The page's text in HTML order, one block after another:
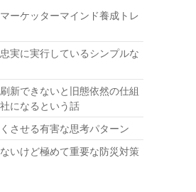
ーケッターマインド養成トレ
実に実行しているシンプルな
新できないと旧態依然の仕組
になるという話
させる有害な思考パターン
いけど極めて重要な防災対策